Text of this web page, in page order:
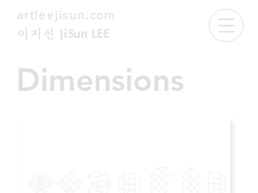
artleejisun.com
​이지선 JiSun LEE
Dimensions